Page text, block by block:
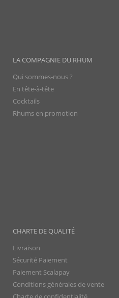
LA COMPAGNIE DU RHUM
Qui sommes-nous ?
En tête-à-tête
Cocktails
Rhums en promotion
CHARTE DE QUALITÉ
Livraison
Sécurité Paiement
Paiement Scalapay
Conditions générales de vente